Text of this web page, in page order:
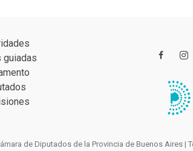
guiadas

de Diputados de la Provincia de Buenos Aires |